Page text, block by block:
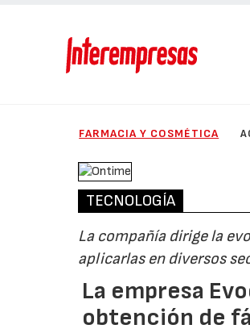
FARMACIA Y COSMÉTICA
TECNOLOGÍA
La compañía dirige la
aplicarlas en diversos
La empresa
obtención de